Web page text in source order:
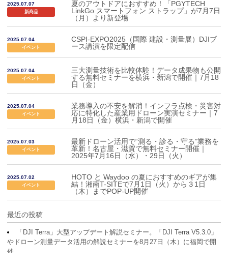
2025.07.07
新商品
夏のアウトドアにおすすめ！「PGYTECH
LinkGo スマートフォン ストラップ」が7月7日
（月）より新登場
2025.07.04
イベント
CSPI-EXPO2025（国際 建設・測量展）DJIブ
ース講演を限定配信
2025.07.04
イベント
三大測量技術を比較体験！データ成果物も公開
する無料セミナーを横浜・新潟で開催｜7月18
日（金）
2025.07.04
イベント
業務導入の不安を解消！インフラ点検・災害対
応に特化した産業用ドローン実演セミナー｜7
月18日（金）横浜・新潟で開催
2025.07.03
イベント
最新ドローン活用で“測る・診る・守る”業務を
革新！名古屋・滋賀で無料セミナー開催｜
2025年7月16日（水）・29日（火）
2025.07.02
イベント
HOTO と Waydoo の夏におすすめのギアが集
結！湘南T-SITEで7月1日（火）から３1日
（木）までPOP-UP開催
最近の投稿
「DJI Terra」大型アップデート解説セミナー。「DJI Terra V5.3.0」
やドローン測量データ活用の解説セミナーを8月27日（木）に福岡で開
催